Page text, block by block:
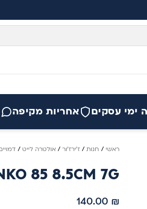
ימי עסקים אחריות מקיפה
ראשי / חנות/ ז'ירז'ור/ אולטרה לייט/
85 8.5CM 7G
140.00 ₪